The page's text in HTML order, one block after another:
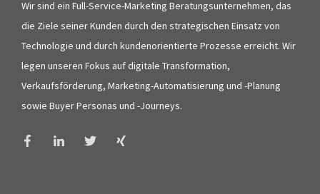
Wir sind ein Full-Service-Marketing Beratungsunternehmen, das
die Ziele seiner Kunden durch den strategischen Einsatz von
Technologie und durch kundenorientierte Prozesse erreicht. Wir
legen unseren Fokus auf digitale Transformation,
Verkaufsförderung, Marketing-Automatisierung und -Planung
sowie Buyer Personas und -Journeys.